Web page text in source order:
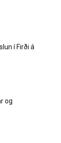
í Firði á
og